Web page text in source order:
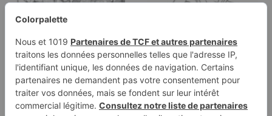
Page de coloriage d'un
personnage de manga,
débutant…
Page à colorier d'un
cheval, puissant
destrier…